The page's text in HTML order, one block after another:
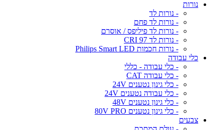
נורות
- נורות לד
- נורות לד פחם
- נורות לד פיליפס / אוסרם
- נורות לד CRI 97
- נורות חכמות Philips Smart LED
כלי עבודה
- כלי עבודה - כללי
- כלי עבודה CAT
- כלי גינון נטענים 24V
- כלי עבודה נטענים 24V
- כלי גינון נטענים 48V
- כלי גינון נטענים 80V PRO
צבעים